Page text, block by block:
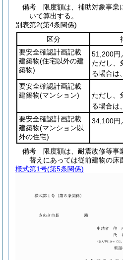
備考 限度額は、補助対象事業
いて算出する。
別表第2(第4条関係)
区分
要安全確認計画記載
建築物(住宅以外の建
築物)
51,200円
ただし、
る場合は
要安全確認計画記載
建築物(マンション)
ただし、
る場合は
要安全確認計画記載
建築物(マンション以
外の住宅)
34,100円
備考 限度額は、耐震改修等事
替えにあっては従前建物の床
様式第1号(第5条関係)